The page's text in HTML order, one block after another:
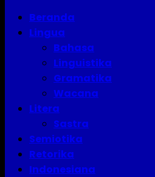
Beranda
Lingua
Bahasa
Linguistika
Gramatika
Wacana
Litera
Sastra
Semiotika
Retorika
Indonesiana